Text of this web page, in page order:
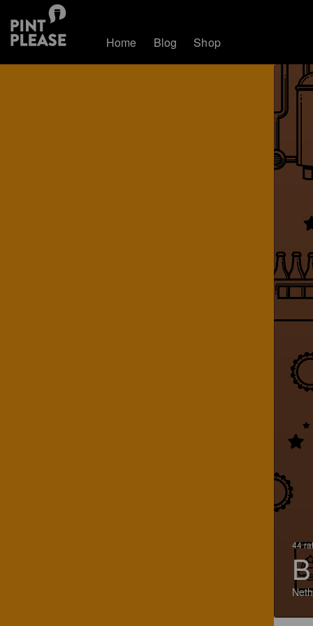
Home Blog Shop
44